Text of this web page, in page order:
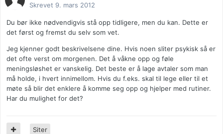
Skrevet 9. mars 2012
Du bør ikke nødvendigvis stå opp tidligere, men du kan. Dette er
det først og fremst du selv som vet.
Jeg kjenner godt beskrivelsene dine. Hvis noen sliter psykisk så er
det ofte verst om morgenen. Det å våkne opp og føle
meningsløshet er vanskelig. Det beste er å lage avtaler som man
må holde, i hvert innimellom. Hvis du f.eks. skal til lege eller til et
møte så blir det enklere å komme seg opp og hjelper med rutiner.
Har du mulighet for det?
Siter